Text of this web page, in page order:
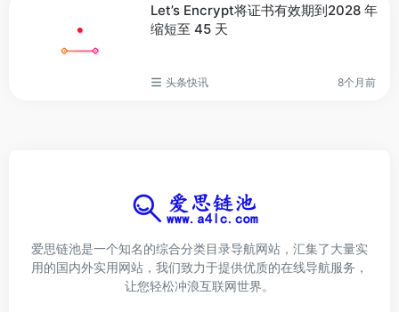
Let’s Encrypt将证书有效期到2028 年
缩短至 45 天
头条快讯 8个月前
爱思链池是一个知名的综合分类目录导航网站，汇集了大量实
用的国内外实用网站，我们致力于提供优质的在线导航服务，
让您轻松冲浪互联网世界。